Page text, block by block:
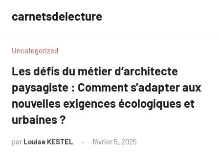
contenu
carnetsdelecture
Uncategorized
Les défis du métier d’architecte
paysagiste : Comment s’adapter aux
nouvelles exigences écologiques et
urbaines ?
par Louise KESTEL février 5, 2025